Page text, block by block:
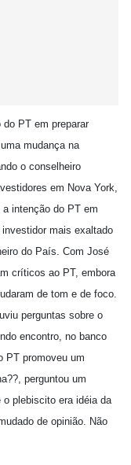
PT em preparar
mudança na
o conselheiro
em Nova York,
intenção do PT em
mais exaltado
do País. Com José
críticos ao PT, embora
de tom e de foco.
perguntas sobre o
encontro, no banco
PT promoveu um
perguntou um
o plebiscito era idéia da
de opinião. Não